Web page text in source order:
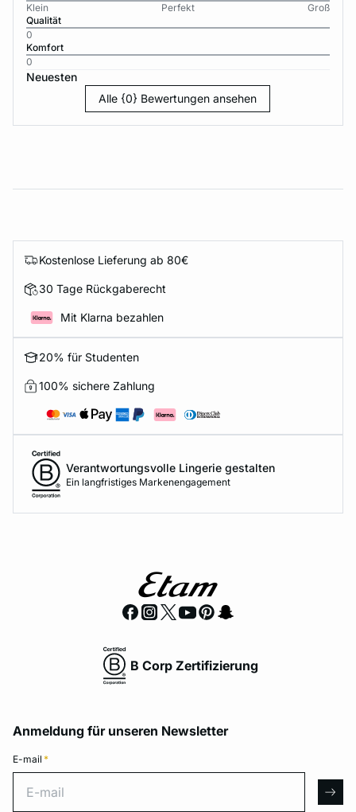
Klein
Perfekt
Groß
Qualität
0
Komfort
0
Neuesten
Alle {0} Bewertungen ansehen
Kostenlose Lieferung ab 80€
30 Tage Rückgaberecht
Mit Klarna bezahlen
20% für Studenten
100% sichere Zahlung
Verantwortungsvolle Lingerie gestalten
Ein langfristiges Markenengagement
B Corp Zertifizierung
Anmeldung für unseren Newsletter
E-mail *